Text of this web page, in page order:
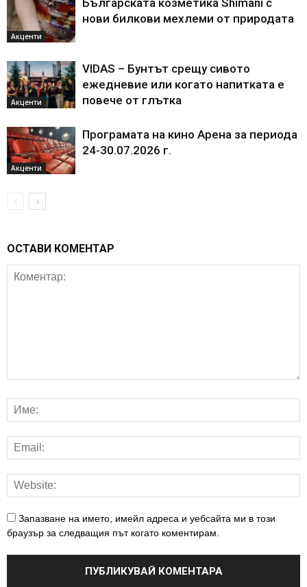
Акценти
Българската козметика Shimani с
нови билкови мехлеми от природата
Акценти
VIDAS – Бунтът срещу сивото
ежедневие или когато напитката е
повече от глътка
Акценти
Програмата на кино Арена за периода
24-30.07.2026 г.
ОСТАВИ КОМЕНТАР
Запазване на името, имейл адреса и уебсайта ми в този
браузър за следващия път когато коментирам.